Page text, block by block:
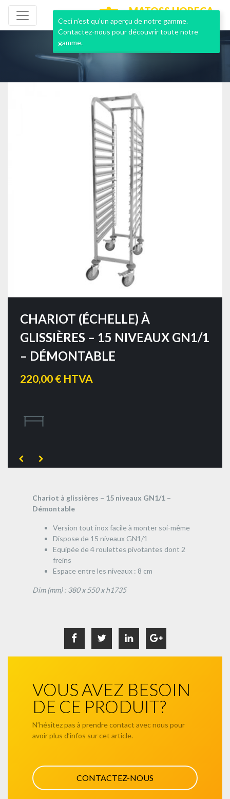
MATOSS HORECA
NEUF & OCCASION
CHARIOT (ÉCHELLE) À
GLISSIÈRES – 15 NIVEAUX GN1/1
– DÉMONTABLE
220,00 € HTVA
Chariot à glissières – 15 niveaux GN1/1 –
Démontable
Version tout inox facile à monter soi-même
Dispose de 15 niveaux GN1/1
Equipée de 4 roulettes pivotantes dont 2
freins
Espace entre les niveaux : 8 cm
Dim (mm) : 380 x 550 x h1735
VOUS AVEZ BESOIN
DE CE PRODUIT?
N’hésitez pas à prendre contact avec nous pour
avoir plus d’infos sur cet article.
CONTACTEZ-NOUS
Ceci n’est qu’un aperçu de notre gamme.
Contactez-nous pour découvrir toute notre
gamme.